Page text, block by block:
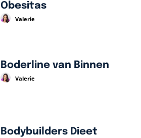
Obesitas
Valerie
Boderline van Binnen
Valerie
Bodybuilders Dieet